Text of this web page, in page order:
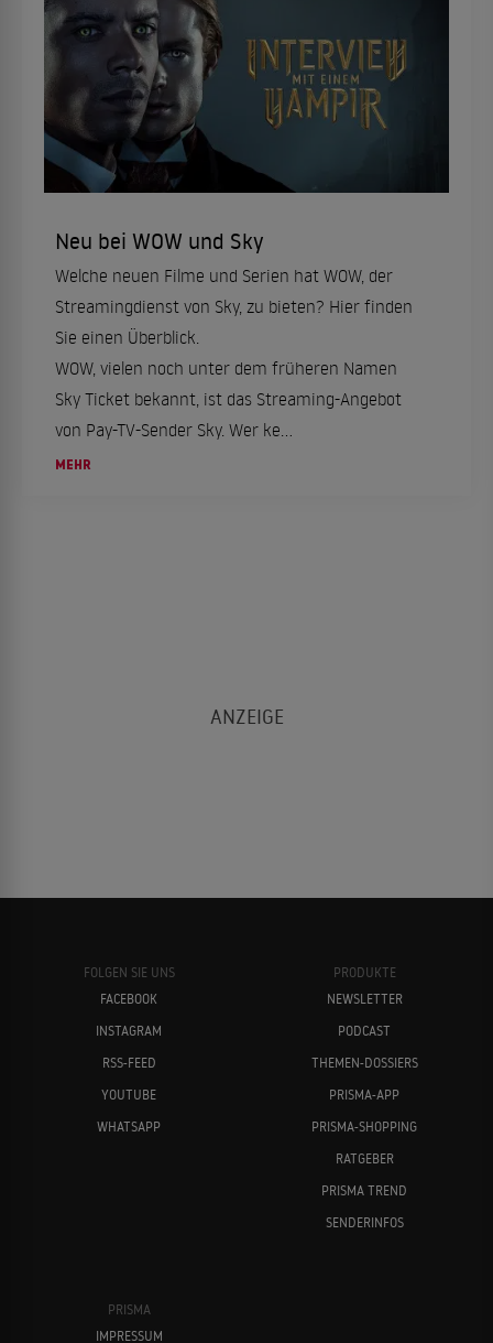
Neu bei WOW und Sky
Welche neuen Filme und Serien hat WOW, der
Streamingdienst von Sky, zu bieten? Hier finden
Sie einen Überblick.
WOW, vielen noch unter dem früheren Namen
Sky Ticket bekannt, ist das Streaming-Angebot
von Pay-TV-Sender Sky. Wer ke...
MEHR
FOLGEN SIE UNS
FACEBOOK
INSTAGRAM
RSS-FEED
YOUTUBE
WHATSAPP
PRODUKTE
NEWSLETTER
PODCAST
THEMEN-DOSSIERS
PRISMA-APP
PRISMA-SHOPPING
RATGEBER
PRISMA TREND
SENDERINFOS
PRISMA
IMPRESSUM